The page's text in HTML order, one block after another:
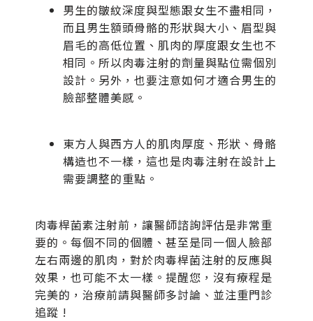
男生的皺紋深度與型態跟女生不盡相同，
而且男生額頭骨骼的形狀與大小、眉型與
眉毛的高低位置、肌肉的厚度跟女生也不
相同。所以肉毒注射的劑量與點位需個別
設計。另外，也要注意如何才適合男生的
臉部整體美感。
東方人與西方人的肌肉厚度、形狀、骨骼
構造也不一樣，這也是肉毒注射在設計上
需要調整的重點。
肉毒桿菌素注射前，讓醫師諮詢評估是非常重
要的。每個不同的個體、甚至是同一個人臉部
左右兩邊的肌肉，對於肉毒桿菌注射的反應與
效果，也可能不太一樣。提醒您，沒有療程是
完美的，治療前請與醫師多討論、並注重門診
追蹤 !